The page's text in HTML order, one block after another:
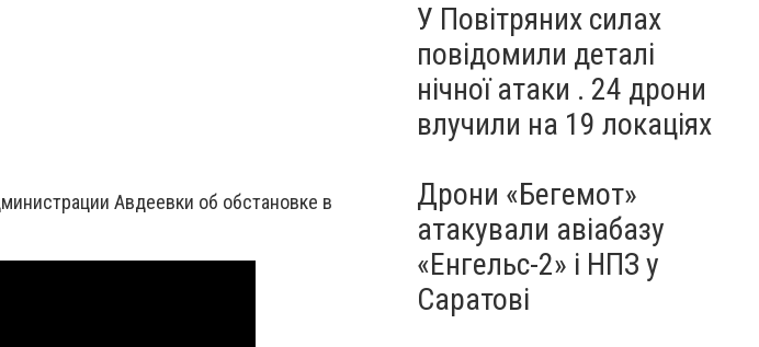
Авдеевки об обстановке в
У Повітряних силах
повідомили деталі
нічної атаки . 24 дрони
влучили на 19 локаціях
Дрони «Бегемот»
атакували авіабазу
«Енгельс-2» і НПЗ у
Саратові